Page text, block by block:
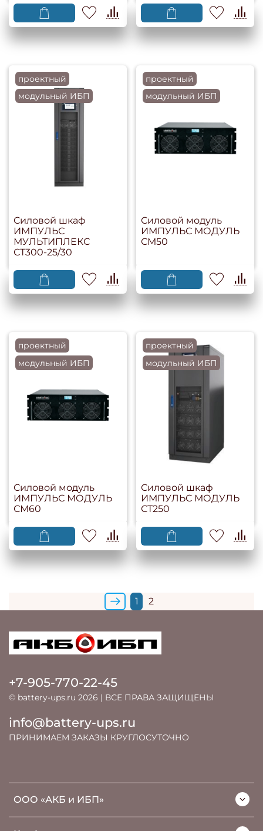
проектный
модульный ИБП
Силовой шкаф
ИМПУЛЬС
МУЛЬТИПЛЕКС
СТ300-25/30
проектный
модульный ИБП
Силовой модуль
ИМПУЛЬС МОДУЛЬ
СМ50
проектный
модульный ИБП
Силовой модуль
ИМПУЛЬС МОДУЛЬ
СМ60
проектный
модульный ИБП
Силовой шкаф
ИМПУЛЬС МОДУЛЬ
СТ250
1 2
ООО «АКБ и ИБП»
+7-905-770-22-45
© battery-ups.ru 2026 | ВСЕ ПРАВА ЗАЩИЩЕНЫ
info@battery-ups.ru
ПРИНИМАЕМ ЗАКАЗЫ КРУГЛОСУТОЧНО